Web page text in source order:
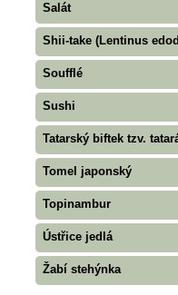
Salát
Shii-take (Lentinus
Soufflé
Sushi
Tatarský biftek tzv.
Tomel japonský
Topinambur
Ústřice jedlá
Žabí stehýnka